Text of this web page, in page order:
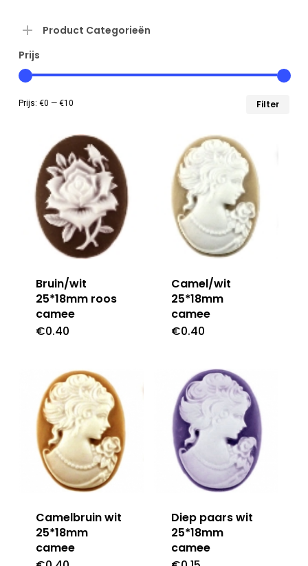
Product Categorieën
Prijs
Filter
Prijs: €0 — €10
Bruin/wit
25*18mm roos
camee
€0.40
Camel/wit
25*18mm
camee
€0.40
Camelbruin wit
25*18mm
camee
Diep paars wit
25*18mm
camee